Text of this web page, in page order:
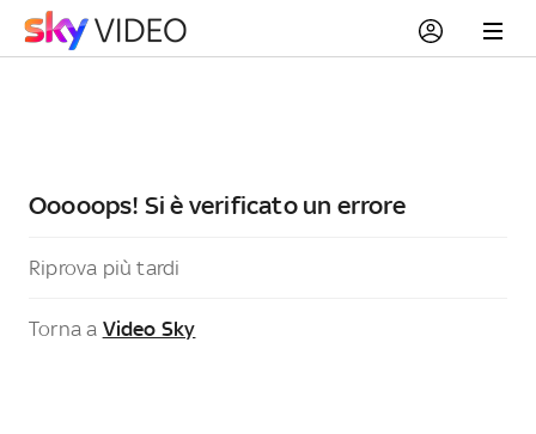
Ooooops! Si è verificato un errore
Riprova più tardi
Torna a Video Sky